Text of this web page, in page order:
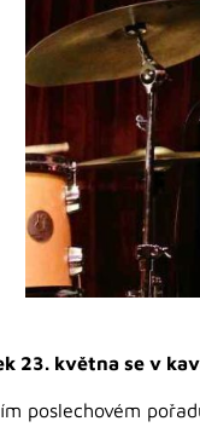
23. května se v
poslechovém